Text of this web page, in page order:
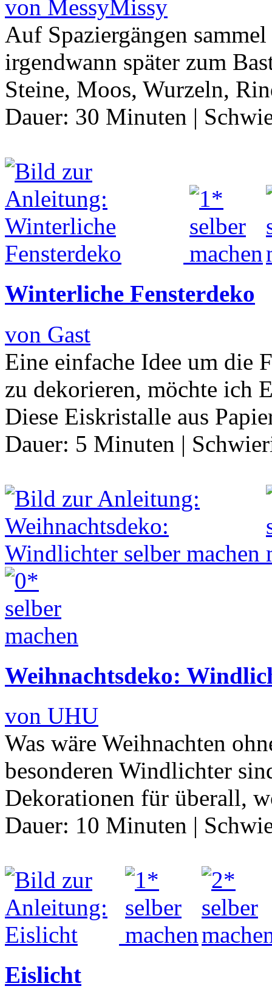
von MessyMissy
Auf Spaziergängen
irgendwann später zum
Steine, Moos, Wurzeln,
Dauer: 30 Minuten |
Winterliche Fensterdeko
von Gast
Eine einfache Idee um die
zu dekorieren, möchte ich
Diese Eiskristalle aus
Dauer: 5 Minuten |
Weihnachtsdeko:
von UHU
Was wäre Weihnachten
besonderen Windlichter
Dekorationen für überall,
Dauer: 10 Minuten |
Eislicht